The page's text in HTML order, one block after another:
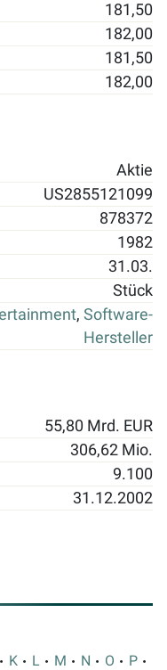
181,50
182,00
181,50
182,00
Aktie
US2855121099
878372
1982
31.03.
Stück
, Software-
Hersteller
55,80 Mrd. EUR
306,62 Mio.
9.100
31.12.2002
K L M N O
P